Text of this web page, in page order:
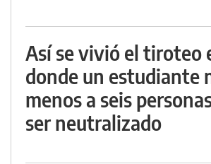
Así se vivió el tiroteo
donde un estudiante
menos a seis
ser neutralizado